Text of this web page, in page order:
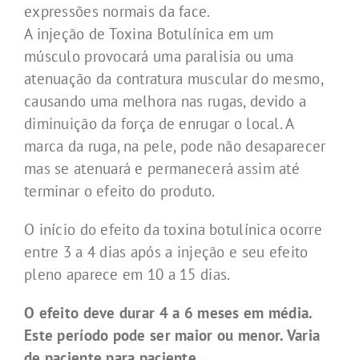
expressões normais da face.
A injeção de Toxina Botulínica em um
músculo provocará uma paralisia ou uma
atenuação da contratura muscular do mesmo,
causando uma melhora nas rugas, devido a
diminuição da força de enrugar o local. A
marca da ruga, na pele, pode não desaparecer
mas se atenuará e permanecerá assim até
terminar o efeito do produto.
O início do efeito da toxina botulínica ocorre
entre 3 a 4 dias após a injeção e seu efeito
pleno aparece em 10 a 15 dias.
O efeito deve durar 4 a 6 meses em média.
Este período pode ser maior ou menor. Varia